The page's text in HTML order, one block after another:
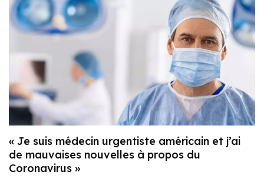
« Je suis médecin urgentiste américain et j’ai
de mauvaises nouvelles à propos du
Coronavirus »